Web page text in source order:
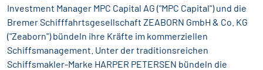
Investment Manager MPC Capital AG ("MPC Capital") und die
Bremer Schifffahrtsgesellschaft ZEABORN GmbH & Co. KG
("Zeaborn") bündeln ihre Kräfte im kommerziellen
Schiffsmanagement. Unter der traditionsreichen
Schiffsmakler-Marke HARPER PETERSEN bündeln die